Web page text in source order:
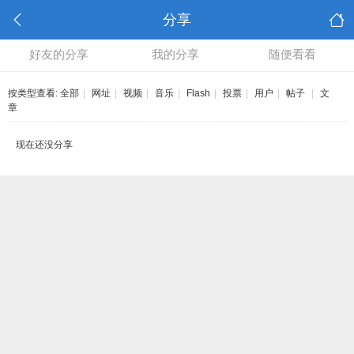
分享
好友的分享 我的分享 随便看看
按类型查看: 全部 网址 视频 音乐 Flash 投票 用户 帖子
文
章
现在还没分享